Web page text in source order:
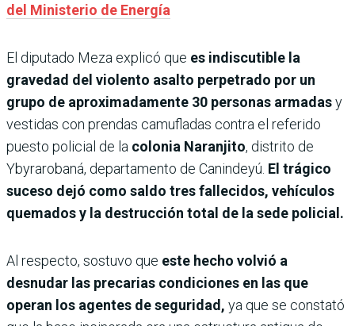
del Ministerio de Energía
El diputado Meza explicó que es indiscutible la
gravedad del violento asalto perpetrado por un
grupo de aproximadamente 30 personas armadasy
vestidas con prendas camufladas contra el referido
puesto policial de la colonia Naranjito, distrito de
Ybyrarobaná, departamento de Canindeyú. El trágico
suceso dejó como saldo tres fallecidos, vehículos
quemados y la destrucción total de la sede policial.
Al respecto, sostuvo que este hecho volvió a
desnudar las precarias condiciones en las que
operan los agentes de seguridad, ya que se constató